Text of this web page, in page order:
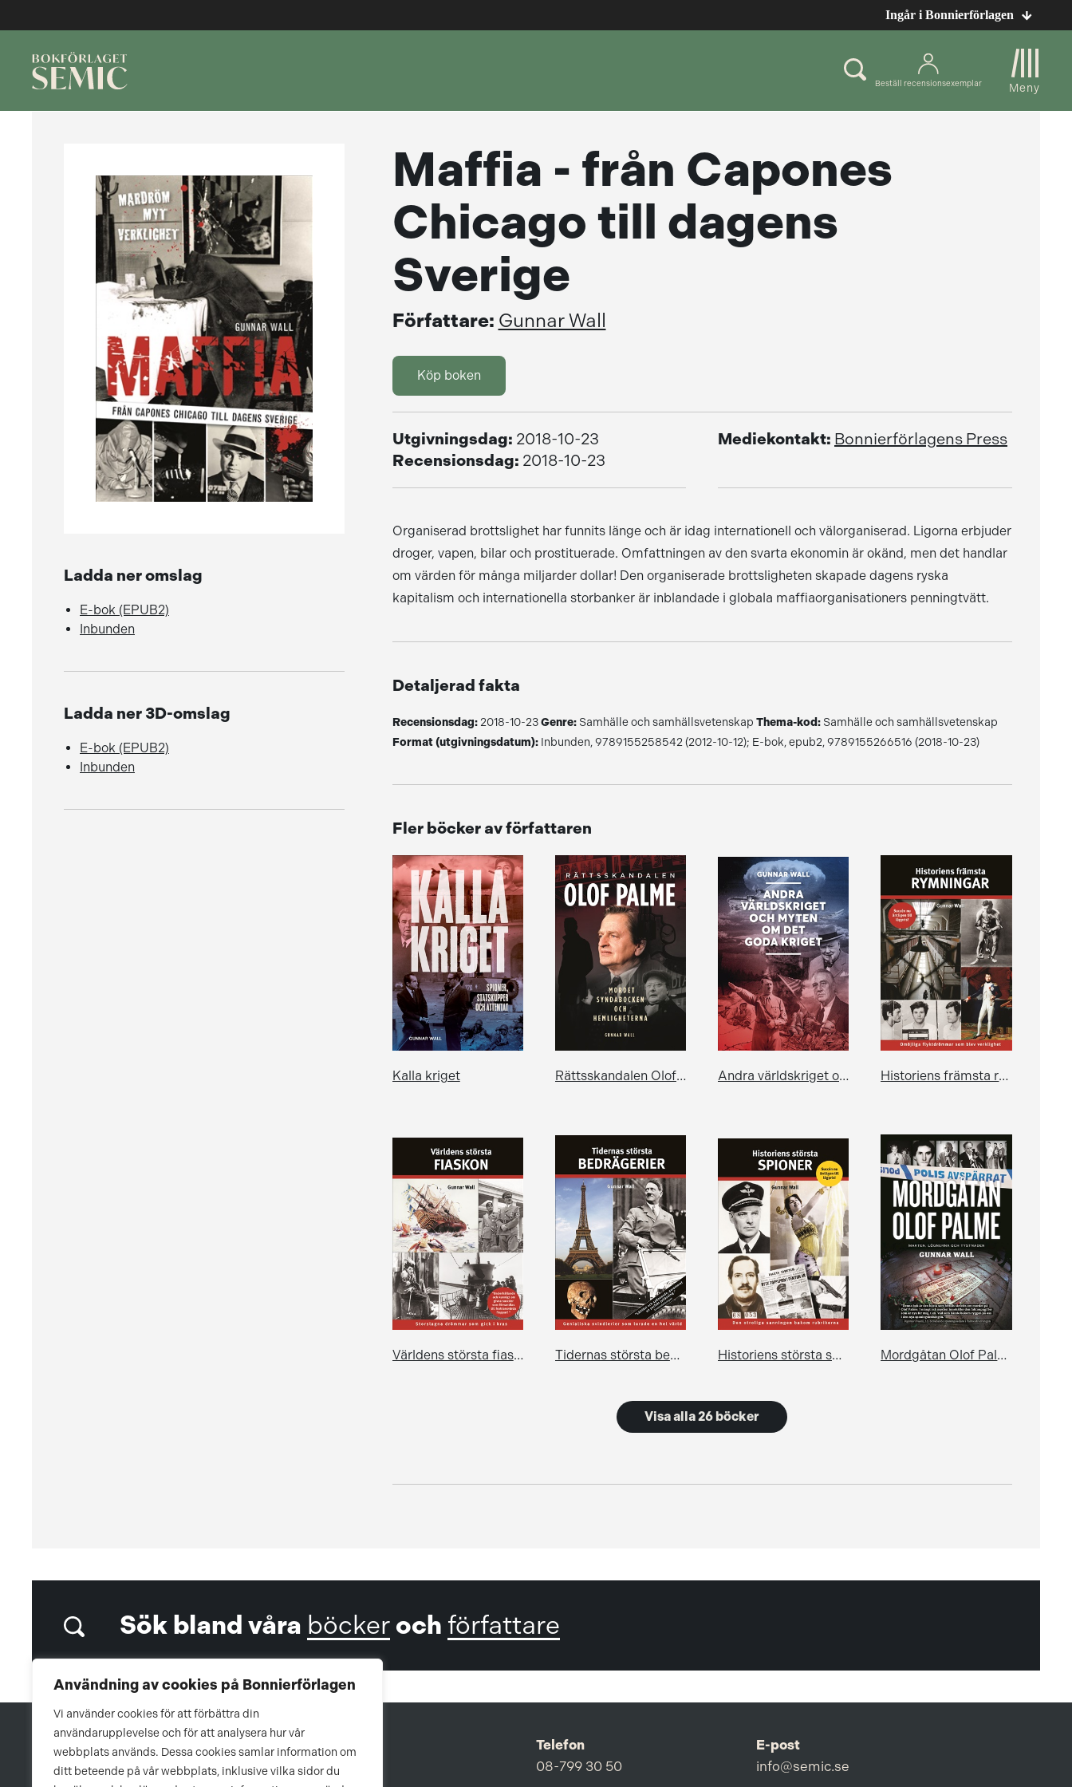
Användning av cookies på Bonnierförlagen
Vi använder cookies för att förbättra din
användarupplevelse och för att analysera hur vår
webbplats används. Dessa cookies samlar information om
ditt beteende på vår webbplats, inklusive vilka sidor du
Ingår i Bonnierförlagen
Beställ recensionsexemplar Meny
Ladda ner omslag
E-bok (EPUB2)
Inbunden
Ladda ner 3D-omslag
E-bok (EPUB2)
Inbunden
Maffia - från Capones
Chicago till dagens
Sverige
Författare: Gunnar Wall
Köp boken
Utgivningsdag: 2018-10-23
Recensionsdag: 2018-10-23
Mediekontakt: Bonnierförlagens Press
Organiserad brottslighet har funnits länge och är idag internationell och välorganiserad. Ligorna erbjuder
droger, vapen, bilar och prostituerade. Omfattningen av den svarta ekonomin är okänd, men det handlar
om värden för många miljarder dollar! Den organiserade brottsligheten skapade dagens ryska
kapitalism och internationella storbanker är inblandade i globala maffiaorganisationers penningtvätt.
Detaljerad fakta
Recensionsdag:2018-10-23Genre:Samhälle och samhällsvetenskap Thema-kod:Samhälle och samhällsvetenskap
Format (utgivningsdatum):Inbunden, 9789155258542 (2012-10-12); E-bok, epub2, 9789155266516 (2018-10-23)
Fler böcker av författaren
Kalla kriget Rättsskandalen Olof Palme Andra världskriget och myten om det goda kriget Historiens främsta rymningar
Världens största fiaskon Tidernas största bedrägerier Historiens största spioner Mordgåtan Olof Palme
Visa alla 26 böcker
Sök bland våra böcker och författare
Telefon
08-799 30 50
E-post
info@semic.se